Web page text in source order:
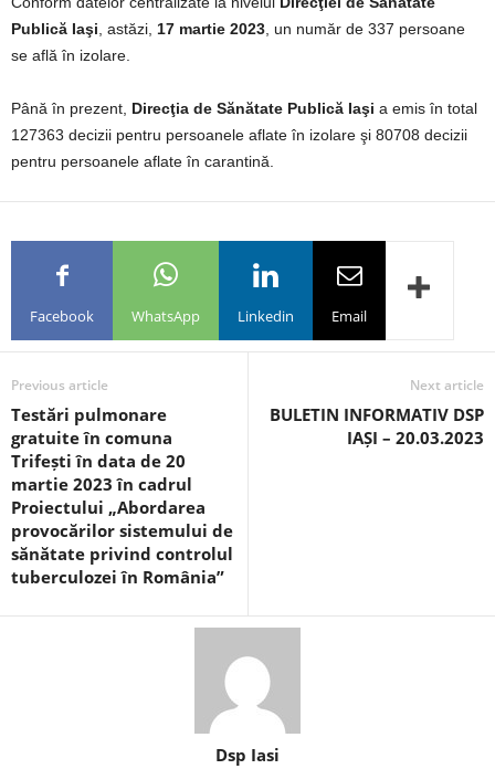
Publică Iaşi , astăzi, 17 martie 2023 , un număr de 337 persoane
se află în izolare.
Până în prezent, Direcţia de Sănătate Publică Iaşi a emis în total
127363 decizii pentru persoanele aflate în izolare şi 80708 decizii
pentru persoanele aflate în carantină.
Facebook WhatsApp Linkedin Email
Previous article
Testări pulmonare
gratuite în comuna
Trifești în data de 20
martie 2023 în cadrul
Proiectului „Abordarea
provocărilor sistemului de
sănătate privind controlul
tuberculozei în România”
Next article
BULETIN INFORMATIV DSP
IAȘI – 20.03.2023
Dsp Iasi